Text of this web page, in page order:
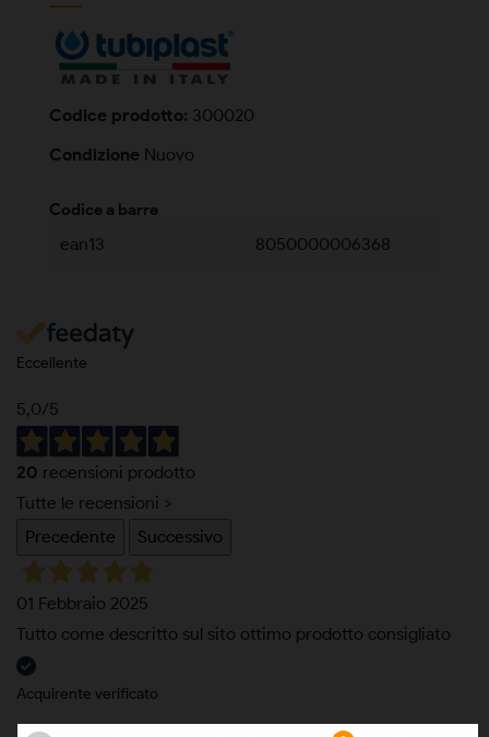
Codice prodotto: 300020
Condizione Nuovo
Codice a barre
ean13 8050000006368
Eccellente
5,0/5
20 recensioni prodotto
Tutte le recensioni >
Precedente
Successivo
01 Febbraio 2025
Tutto come descritto sul sito ottimo prodotto consigliato
Acquirente verificato